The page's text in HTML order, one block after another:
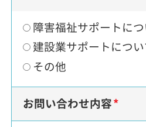
障害福祉サポートにつ
建設業サポートについ
その他
お問い合わせ内容